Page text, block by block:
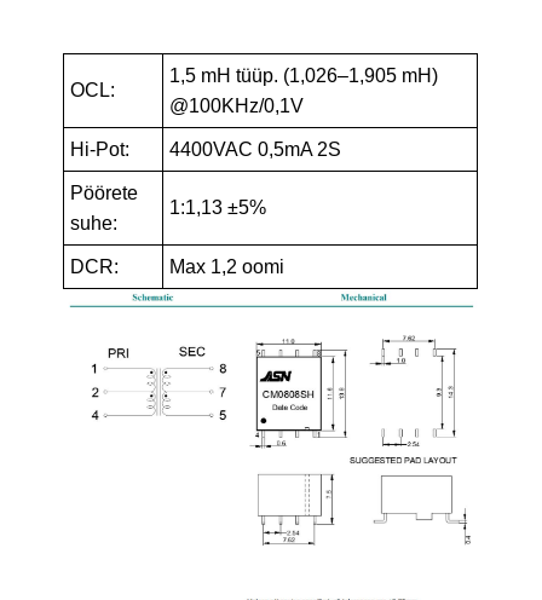
OCL:
1,5 mH tüüp. (1,026–1,905 mH)
@100KHz/0,1V
Hi-Pot: 4400VAC 0,5mA 2S
Pöörete
suhe:
1:1,13 ±5%
DCR: Max 1,2 oomi